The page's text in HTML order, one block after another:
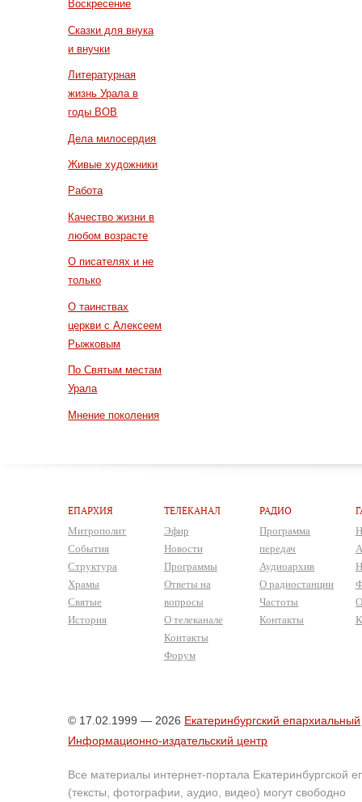
Воскресение
Сказки для внука
и внучки
Литературная
жизнь Урала в
годы ВОВ
Дела милосердия
Живые художники
Работа
Качество жизни в
любом возрасте
О писателях и не
только
О таинствах
церкви с Алексеем
Рыжковым
По Святым местам
Урала
Мнение поколения
ЕПАРХИЯ
Митрополит
События
Структура
Храмы
Святые
История
ТЕЛЕКАНАЛ
Эфир
Новости
Программы
Ответы на
вопросы
О телеканале
Контакты
Форум
РАДИО
Программа
передач
Аудиоархив
О радиостанции
Частоты
Контакты
© 17.02.1999 — 2026 Екатеринбургский епархиальный
Информационно-издательский центр
Все материалы интернет-портала Екатеринбургской
(тексты, фотографии, аудио, видео) могут свободно